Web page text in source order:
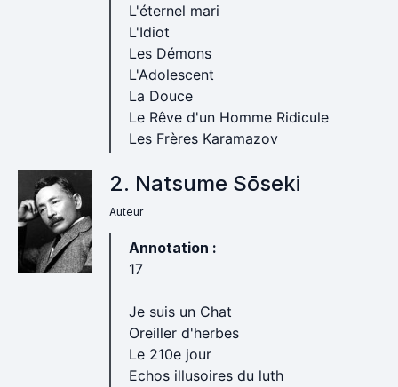
L'éternel mari
L'Idiot
Les Démons
L'Adolescent
La Douce
Le Rêve d'un Homme Ridicule
Les Frères Karamazov
2. Natsume Sōseki
Auteur
Annotation :
17
Je suis un Chat
Oreiller d'herbes
Le 210e jour
Echos illusoires du luth